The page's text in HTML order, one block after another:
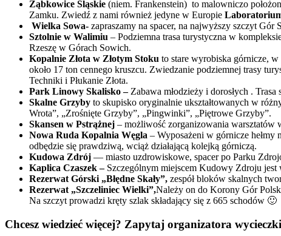
Ząbkowice Śląskie (niem. Frankenstein) to malowniczo
Zamku. Zwiedź z nami również jedyne w Europie
Wielka Sowa- zapraszamy na spacer, na najwyższy szczyt Gór
Sztolnie w Walimiu – Podziemna trasa turystyczna w
Rzeszę w Górach Sowich.
Kopalnie Złota w Złotym Stoku to stare wyrobiska górnicze,
około 17 ton cennego kruszcu. Zwiedzanie podziemnej trasy
Techniki i Płukanie Złota.
Park Linowy Skalisko –Zabawa młodzieży i dorosłych .
Skalne Grzyby to skupisko oryginalnie ukształtowanych w
Wrota”, „Zrośnięte Grzyby”, „Pingwinki”, „Piętrowe Grzyby”.
Skansen w Pstrążnej – możliwość zorganizowania warsztatów
Nowa Ruda Kopalnia Węgla – Wyposażeni w górnicze
odbędzie się prawdziwą, wciąż działającą kolejką górniczą.
Kudowa Zdrój — miasto uzdrowiskowe, spacer po Parku
Kaplica Czaszek – Szczególnym miejscem Kudowy Zdroju
Rezerwat Górski „Błędne Skały”, zespół bloków skalnych
Rezerwat „Szczeliniec Wielki”,Należy on do Korony Gór
Na szczyt prowadzi kręty szlak składający się z 665 schodów 🙂
Chcesz wiedzieć więcej? Zapytaj organizatora